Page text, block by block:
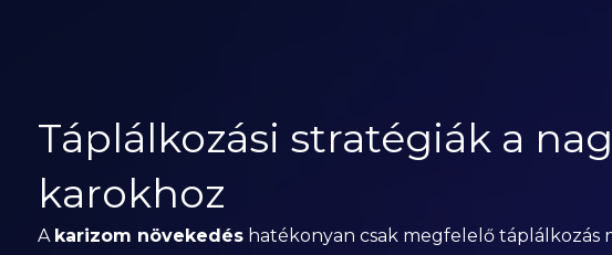
Táplálkozási stratégiák a
karokhoz
A karizom növekedéshatékonyan csak megfelelő táplálkozás